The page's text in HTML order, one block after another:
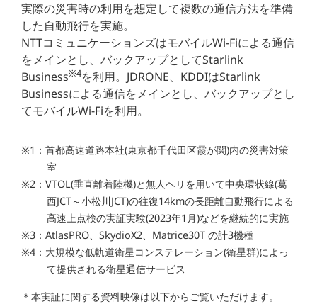
実際の災害時の利用を想定して複数の通信方法を準備
した自動飛行を実施。
NTTコミュニケーションズはモバイルWi-Fiによる通信
をメインとし、バックアップとしてStarlink
Business※4を利用。JDRONE、KDDIはStarlink
Businessによる通信をメインとし、バックアップとし
てモバイルWi-Fiを利用。
※1：首都高速道路本社(東京都千代田区霞が関)内の災害対策
室
※2：VTOL(垂直離着陸機)と無人ヘリを用いて中央環状線(葛
西JCT～小松川JCT)の往復14kmの長距離自動飛行による
高速上点検の実証実験(2023年1月)などを継続的に実施
※3：AtlasPRO、SkydioX2、Matrice30T の計3機種
※4：大規模な低軌道衛星コンステレーション(衛星群)によっ
て提供される衛星通信サービス
＊本実証に関する資料映像は以下からご覧いただけます。